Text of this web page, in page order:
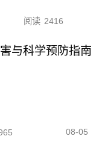
阅读 2416
与科学预防指南
08-05